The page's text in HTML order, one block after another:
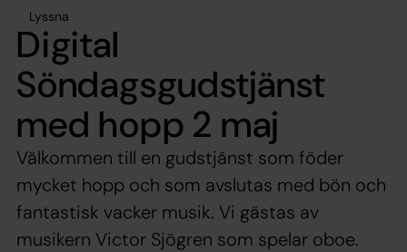
Lyssna
Digital
Söndagsgudstjänst
med hopp 2 maj
Välkommen till en gudstjänst som föder
mycket hopp och som avslutas med bön och
fantastisk vacker musik. Vi gästas av
musikern Victor Sjögren som spelar oboe.